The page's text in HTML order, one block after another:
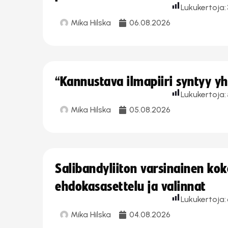
Mika Hilska 06.08.2026
Lukukertoja:
“Kannustava ilmapiiri syntyy
Mika Hilska 05.08.2026
Lukukertoja:
Salibandyliiton varsinainen
ehdokasasettelu ja valinnat
Mika Hilska 04.08.2026
Lukukertoja: